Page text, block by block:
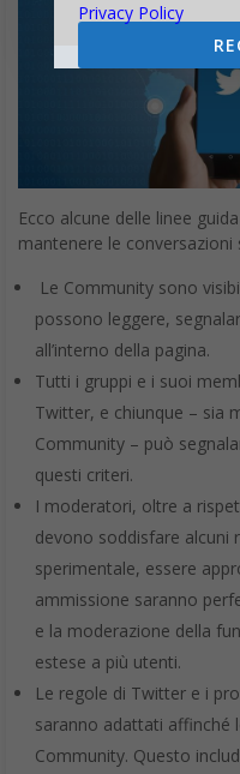
Ecco alcune delle linee
mantenere le
Le Community sono
possono leggere,
all’interno della pagina.
Tutti i gruppi e i suoi
Twitter, e chiunque – sia
Community – può
questi criteri.
I moderatori, oltre a
devono soddisfare alcuni
sperimentale, essere
ammissione saranno
e la moderazione della
estese a più utenti.
Le regole di Twitter e i
saranno adattati affinché
Community. Questo
Privacy Policy